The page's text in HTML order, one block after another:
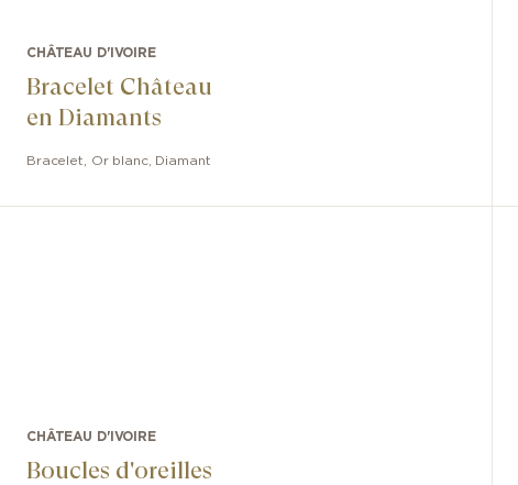
CHÂTEAU D'IVOIRE
Bracelet Château
en Diamants
Bracelet Or blanc, Diamant
CHÂTEAU D'IVOIRE
Boucles d'oreilles